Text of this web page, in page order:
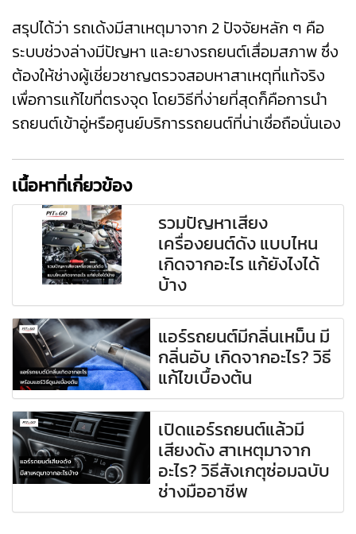
สรุปได้ว่า รถเด้งมีสาเหตุมาจาก 2 ปัจจัยหลัก ๆ คือ
ระบบช่วงล่างมีปัญหา และยางรถยนต์เสื่อมสภาพ ซึ่ง
ต้องให้ช่างผู้เชี่ยวชาญตรวจสอบหาสาเหตุที่แท้จริง
เพื่อการแก้ไขที่ตรงจุด โดยวิธีที่ง่ายที่สุดก็คือการนำ
รถยนต์เข้าอู่หรือศูนย์บริการรถยนต์ที่น่าเชื่อถือนั่นเอง
เนื้อหาที่เกี่ยวข้อง
รวมปัญหาเสียง
เครื่องยนต์ดัง แบบไหน
เกิดจากอะไร แก้ยังไงได้
บ้าง
แอร์รถยนต์มีกลิ่นเหม็น มี
กลิ่นอับ เกิดจากอะไร? วิธี
แก้ไขเบื้องต้น
เปิดแอร์รถยนต์แล้วมี
เสียงดัง สาเหตุมาจาก
อะไร? วิธีสังเกตุซ่อมฉบับ
ช่างมืออาชีพ